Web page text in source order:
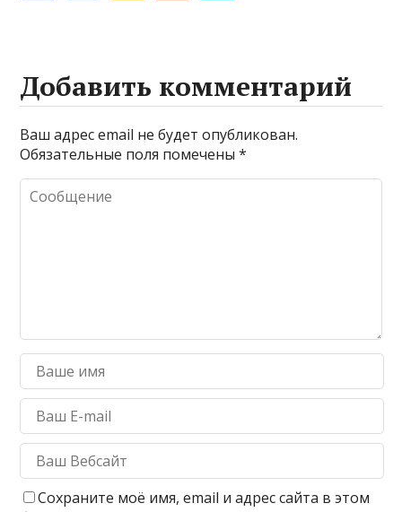
Добавить комментарий
Ваш адрес email не будет опубликован.
Обязательные поля помечены*
Сохраните моё имя, email и адрес сайта в этом